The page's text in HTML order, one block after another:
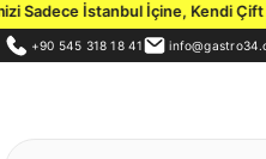
Sadece İstanbul İçine, Kendi Çift
+90 545 318 18 41